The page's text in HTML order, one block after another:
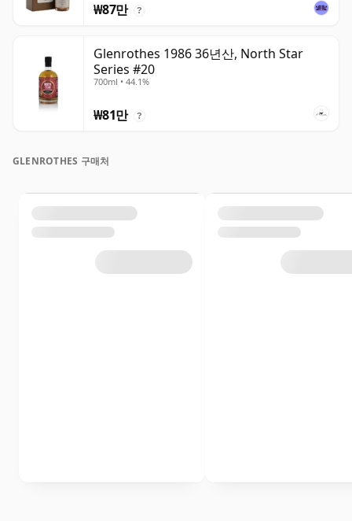
₩87만 ?
Glenrothes 1986 36년산, North Star
Series #20
700ml • 44.1%
₩81만 ?
GLENROTHES 구매처